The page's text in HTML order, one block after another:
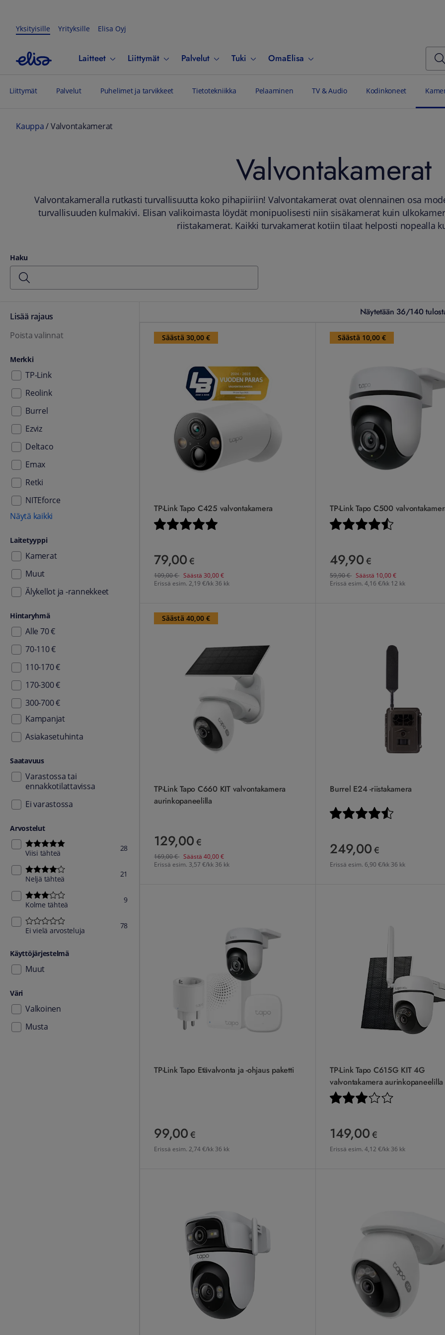
Yksityisille Yrityksille Elisa Oyj
Laitteet Liittymät Palvelut Tuki OmaElisa
Liittymät Palvelut Puhelimet ja tarvikkeet Tietotekniikka Pelaaminen TV & Audio Kodinkoneet
Kauppa/Valvontakamerat
Valvontakamerat
Valvontakameralla rutkasti turvallisuutta koko pihapiiriin! Valvontakamerat ovat olennainen osa
turvallisuuden kulmakivi. Elisan valikoimasta löydät monipuolisesti niin sisäkamerat kuin
riistakamerat. Kaikki turvakamerat kotiin tilaat helposti nopealla
Haku
Lisää rajaus
Poista valinnat
Merkki
TP-Link
Reolink
Burrel
Ezviz
Deltaco
Emax
Retki
NITEforce
Näytä kaikki
Laitetyyppi
Kamerat
Muut
Älykellot ja -rannekkeet
Hintaryhmä
Alle 70 €
70-110 €
110-170 €
170-300 €
300-700 €
Kampanjat
Asiakasetuhinta
Saatavuus
Varastossa tai
ennakkotilattavissa
Ei varastossa
Arvostelut
Viisi tähteä
28
Viisi tähteä - 28 kappaletta
Neljä tähteä
21
Neljä tähteä - 21 kappaletta
Kolme tähteä
9
Kolme tähteä - 9 kappaletta
Ei vielä arvosteluja
78
Ei vielä arvosteluja - 78 kappaletta
Käyttöjärjestelmä
Muut
Väri
Valkoinen
Musta
Näytetään 36/140
Säästä 30,00 €
TP-Link Tapo C425 valvontakamera
Arvio:
79,00 €
79,00€
Ennen109,00€
109,00€ Säästä30,00 €
Erissä esim.2,19 €/kk 36 kk
Säästä 10,00 €
TP-Link Tapo C500
Arvio:
49,90 €
49,90€
Ennen59,90€
59,90€ Säästä 10,00 €
Erissä esim.4,16 €/kk 12 kk
Säästä 40,00 €
TP-Link Tapo C660 KIT valvontakamera
aurinkopaneelilla
129,00 €
129,00€
Ennen169,00€
169,00€ Säästä40,00 €
Erissä esim. 3,57 €/kk 36 kk
Burrel E24 -riistakamera
Arvio:
249,00 €
249,00€
Erissä esim. 6,90 €/kk 36 kk
TP-Link Tapo Etävalvonta ja -ohjaus paketti
99,00 €
99,00€
Erissä esim.2,74 €/kk 36 kk
TP-Link Tapo C615G KIT 4G
valvontakamera aurinkopaneelilla
Arvio:
149,00 €
149,00€
Erissä esim.4,12 €/kk 36 kk